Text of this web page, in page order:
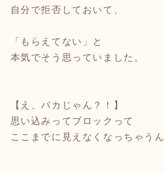
自分で拒否しておいて、
「もらえてない」と
本気でそう思っていました。
【え、バカじゃん？！】
思い込みってブロックって
ここまでに見えなくなっちゃうん